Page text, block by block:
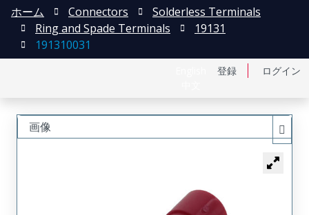
登録 ログイン
ホーム Connectors
Solderless Terminals
Ring and Spade Terminals
19131
191310031
画像